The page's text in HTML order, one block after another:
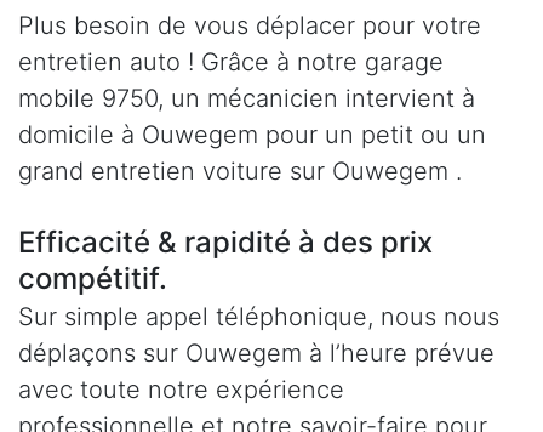
Plus besoin de vous déplacer pour votre
entretien auto ! Grâce à notre garage
mobile 9750, un mécanicien intervient à
domicile à Ouwegem pour un petit ou un
grand entretien voiture sur Ouwegem .
Efficacité & rapidité à des prix
compétitif.
Sur simple appel téléphonique, nous nous
déplaçons sur Ouwegem à l’heure prévue
avec toute notre expérience